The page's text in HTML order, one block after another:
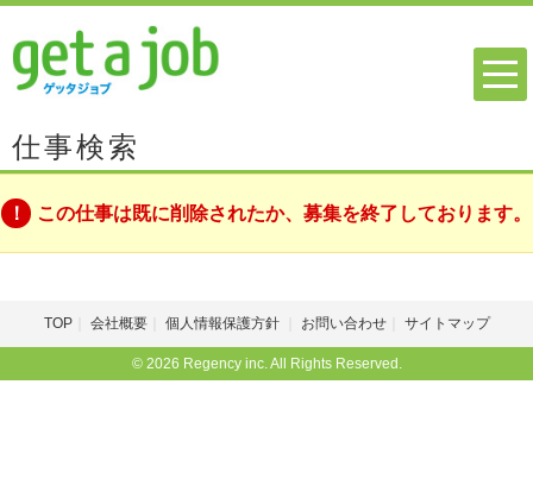
仕事検索
この仕事は既に削除されたか、募集を終了しております。
TOP 会社概要 個人情報保護方針 お問い合わせ サイトマップ
© 2026 Regency inc. All Rights Reserved.